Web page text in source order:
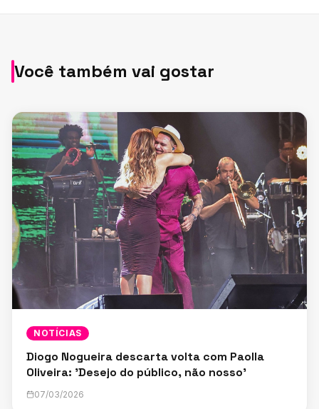
Você também vai gostar
NOTÍCIAS
Diogo Nogueira descarta volta com Paolla
Oliveira: 'Desejo do público, não nosso'
07/03/2026